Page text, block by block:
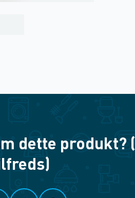
dette produkt?